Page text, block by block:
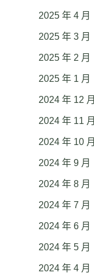
2025 年 4 月
2025 年 3 月
2025 年 2 月
2025 年 1 月
2024 年 12 月
2024 年 11 月
2024 年 10 月
2024 年 9 月
2024 年 8 月
2024 年 7 月
2024 年 6 月
2024 年 5 月
2024 年 4 月